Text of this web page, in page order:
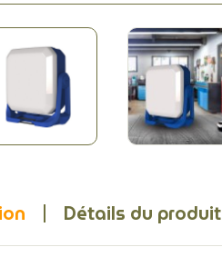
Détails du produit